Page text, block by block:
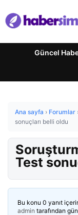
Güncel
Ana sayfa › Forumlar
sonuçları belli oldu
Test
Bu konu 0 yanıt
admin tarafından